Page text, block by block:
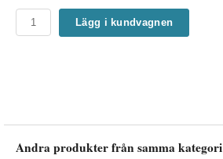
Lägg i kundvagnen
Andra produkter från samma kategori